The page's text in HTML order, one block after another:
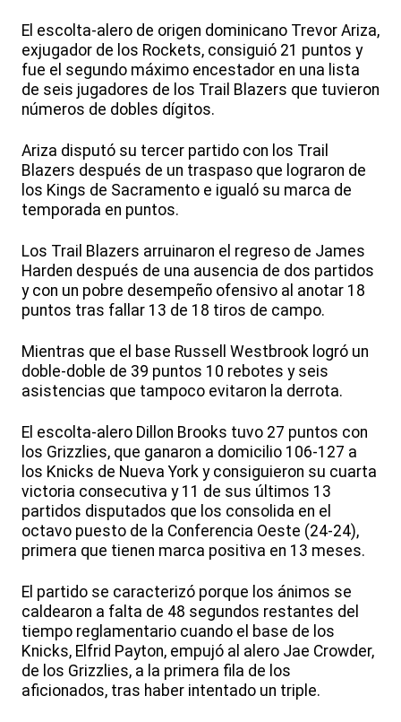
El escolta-alero de origen dominicano Trevor Ariza,
exjugador de los Rockets, consiguió 21 puntos y
fue el segundo máximo encestador en una lista
de seis jugadores de los Trail Blazers que tuvieron
números de dobles dígitos.
Ariza disputó su tercer partido con los Trail
Blazers después de un traspaso que lograron de
los Kings de Sacramento e igualó su marca de
temporada en puntos.
Los Trail Blazers arruinaron el regreso de James
Harden después de una ausencia de dos partidos
y con un pobre desempeño ofensivo al anotar 18
puntos tras fallar 13 de 18 tiros de campo.
Mientras que el base Russell Westbrook logró un
doble-doble de 39 puntos 10 rebotes y seis
asistencias que tampoco evitaron la derrota.
El escolta-alero Dillon Brooks tuvo 27 puntos con
los Grizzlies, que ganaron a domicilio 106-127 a
los Knicks de Nueva York y consiguieron su cuarta
victoria consecutiva y 11 de sus últimos 13
partidos disputados que los consolida en el
octavo puesto de la Conferencia Oeste (24-24),
primera que tienen marca positiva en 13 meses.
El partido se caracterizó porque los ánimos se
caldearon a falta de 48 segundos restantes del
tiempo reglamentario cuando el base de los
Knicks, Elfrid Payton, empujó al alero Jae Crowder,
de los Grizzlies, a la primera fila de los
aficionados, tras haber intentado un triple.